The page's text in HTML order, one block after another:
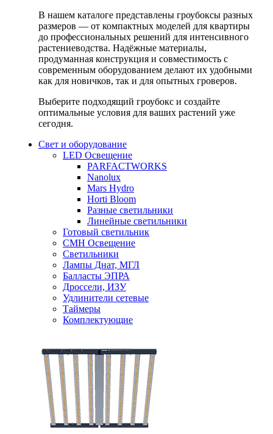
В нашем каталоге представлены гроубоксы разных
размеров — от компактных моделей для квартиры
до профессиональных решений для интенсивного
растениеводства. Надёжные материалы,
продуманная конструкция и совместимость с
современным оборудованием делают их удобными
как для новичков, так и для опытных гроверов.
Выберите подходящий гроубокс и создайте
оптимальные условия для ваших растений уже
сегодня.
Свет и оборудование
LED Освещение
PARFACTWORKS
Nanolux
Mars Hydro
Horti Bloom
Разные светильники
Линейные светильники
Готовый светильник
CMH Освещение
Светильники
Лампы Днат, МГЛ
Балласты ЭПРА
Дроссели, ИЗУ
Удлинители сетевые
Таймеры
Комплектующие